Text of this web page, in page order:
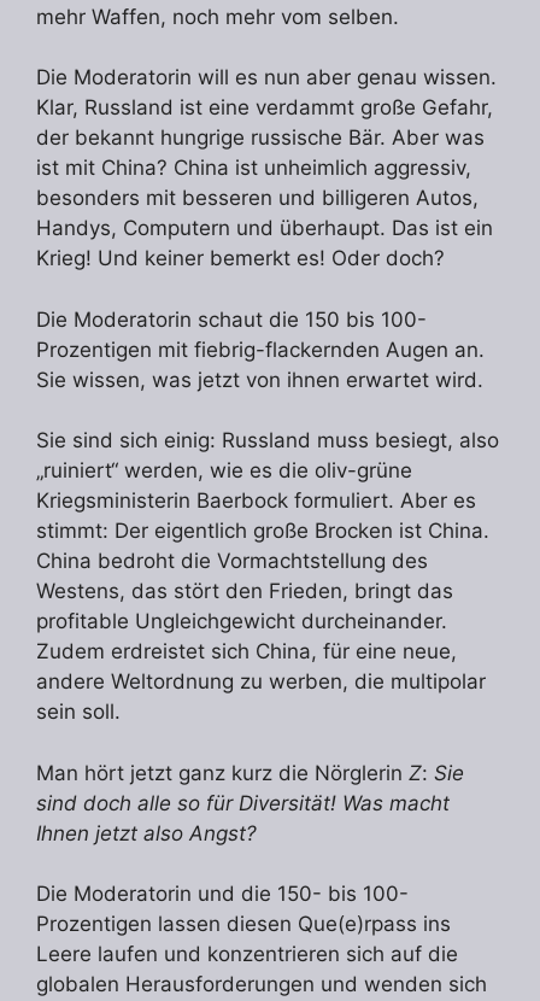
mehr Waffen, noch mehr vom selben.
Die Moderatorin will es nun aber genau wissen.
Klar, Russland ist eine verdammt große Gefahr,
der bekannt hungrige russische Bär. Aber was
ist mit China? China ist unheimlich aggressiv,
besonders mit besseren und billigeren Autos,
Handys, Computern und überhaupt. Das ist ein
Krieg! Und keiner bemerkt es! Oder doch?
Die Moderatorin schaut die 150 bis 100-
Prozentigen mit fiebrig-flackernden Augen an.
Sie wissen, was jetzt von ihnen erwartet wird.
Sie sind sich einig: Russland muss besiegt, also
„ruiniert“ werden, wie es die oliv-grüne
Kriegsministerin Baerbock formuliert. Aber es
stimmt: Der eigentlich große Brocken ist China.
China bedroht die Vormachtstellung des
Westens, das stört den Frieden, bringt das
profitable Ungleichgewicht durcheinander.
Zudem erdreistet sich China, für eine neue,
andere Weltordnung zu werben, die multipolar
sein soll.
Man hört jetzt ganz kurz die Nörglerin Z: Sie
sind doch alle so für Diversität! Was macht
Ihnen jetzt also Angst?
Die Moderatorin und die 150- bis 100-
Prozentigen lassen diesen Que(e)rpass ins
Leere laufen und konzentrieren sich auf die
globalen Herausforderungen und wenden sich